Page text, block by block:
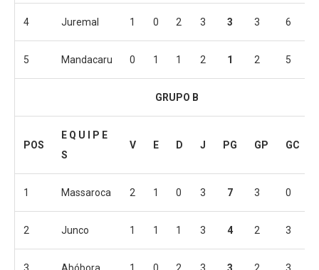
4 Juremal 1 0 2 3 3 3 6
5 Mandacaru 0 1 1 2 1 2 5
GRUPO B
POS
E Q U I P E
S
V E D J PG GP GC
1 Massaroca 2 1 0 3 7 3 0
2 Junco 1 1 1 3 4 2 3